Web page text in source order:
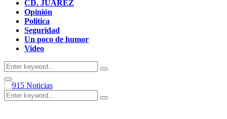
CD. JUAREZ
Opinión
Politica
Seguridad
Un poco de humor
Video
Search
for:
Search
Primary
Menu
Search
for:
Search